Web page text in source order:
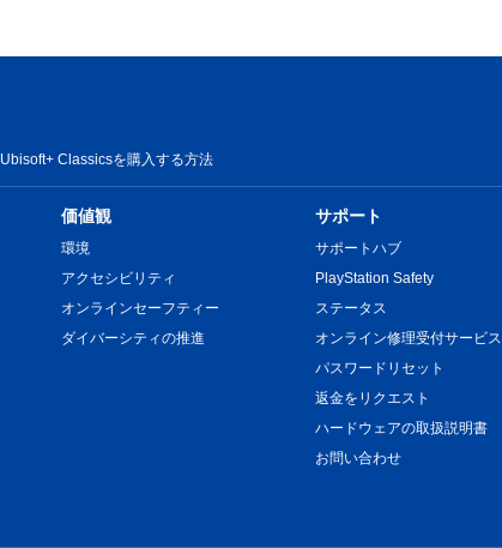
Ubisoft+ Classicsを購入する方法
価値観
環境
アクセシビリティ
オンラインセーフティー
ダイバーシティの推進
サポート
サポートハブ
PlayStation Safety
ステータス
オンライン修理受付サービス
パスワードリセット
返金をリクエスト
ハードウェアの取扱説明書
お問い合わせ